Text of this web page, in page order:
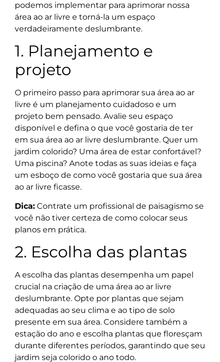
podemos implementar para aprimorar nossa
área ao ar livre e torná-la um espaço
verdadeiramente deslumbrante.
1. Planejamento e
projeto
O primeiro passo para aprimorar sua área ao ar
livre é um planejamento cuidadoso e um
projeto bem pensado. Avalie seu espaço
disponível e defina o que você gostaria de ter
em sua área ao ar livre deslumbrante. Quer um
jardim colorido? Uma área de estar confortável?
Uma piscina? Anote todas as suas ideias e faça
um esboço de como você gostaria que sua área
ao ar livre ficasse.
Dica: Contrate um profissional de paisagismo se
você não tiver certeza de como colocar seus
planos em prática.
2. Escolha das plantas
A escolha das plantas desempenha um papel
crucial na criação de uma área ao ar livre
deslumbrante. Opte por plantas que sejam
adequadas ao seu clima e ao tipo de solo
presente em sua área. Considere também a
estação do ano e escolha plantas que floresçam
durante diferentes períodos, garantindo que seu
jardim seja colorido o ano todo.